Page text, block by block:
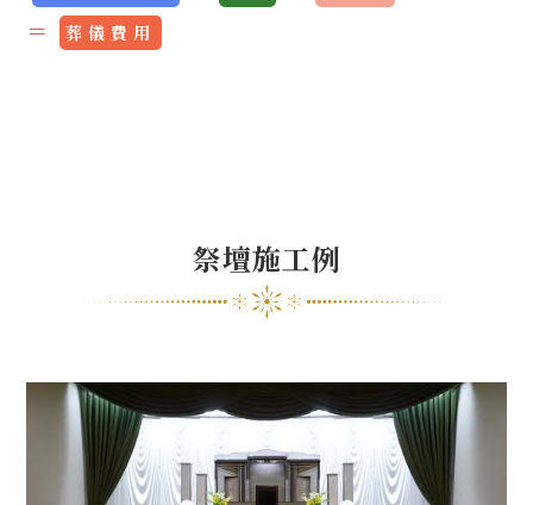
＝ 葬儀費用
祭壇施工例